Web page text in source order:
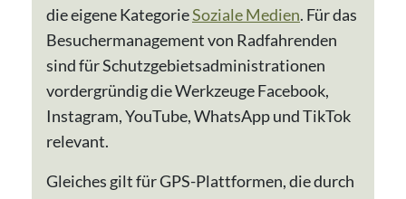
die eigene KategorieSoziale Medien. Für das
Besuchermanagement von Radfahrenden
sind für Schutzgebietsadministrationen
vordergründig die Werkzeuge Facebook,
Instagram, YouTube, WhatsApp und TikTok
relevant.
Gleiches gilt für GPS-Plattformen, die durch